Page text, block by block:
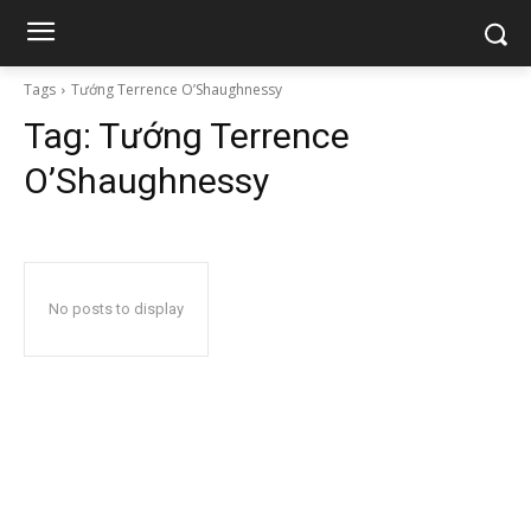
Tags Tướng Terrence O’Shaughnessy
Tag: Tướng Terrence
O’Shaughnessy
No posts to display